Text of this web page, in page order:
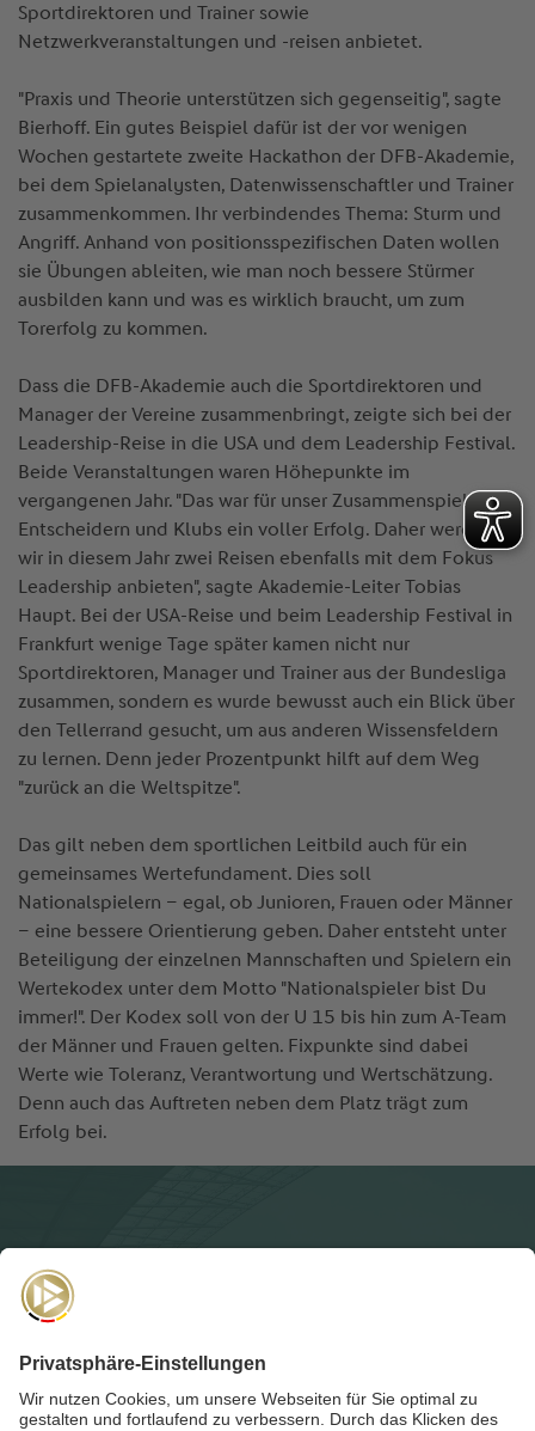
Sportdirektoren und Trainer sowie
Netzwerkveranstaltungen und -reisen anbietet.
"Praxis und Theorie unterstützen sich gegenseitig", sagte
Bierhoff. Ein gutes Beispiel dafür ist der vor wenigen
Wochen gestartete zweite Hackathon der DFB-Akademie,
bei dem Spielanalysten, Datenwissenschaftler und Trainer
zusammenkommen. Ihr verbindendes Thema: Sturm und
Angriff. Anhand von positionsspezifischen Daten wollen
sie Übungen ableiten, wie man noch bessere Stürmer
ausbilden kann und was es wirklich braucht, um zum
Torerfolg zu kommen.
Dass die DFB-Akademie auch die Sportdirektoren und
Manager der Vereine zusammenbringt, zeigte sich bei der
Leadership-Reise in die USA und dem Leadership Festival.
Beide Veranstaltungen waren Höhepunkte im
vergangenen Jahr. "Das war für unser Zusammenspiel mit
Entscheidern und Klubs ein voller Erfolg. Daher werden
wir in diesem Jahr zwei Reisen ebenfalls mit dem Fokus
Leadership anbieten", sagte Akademie-Leiter Tobias
Haupt. Bei der USA-Reise und beim Leadership Festival in
Frankfurt wenige Tage später kamen nicht nur
Sportdirektoren, Manager und Trainer aus der Bundesliga
zusammen, sondern es wurde bewusst auch ein Blick über
den Tellerrand gesucht, um aus anderen Wissensfeldern
zu lernen. Denn jeder Prozentpunkt hilft auf dem Weg
"zurück an die Weltspitze".
Das gilt neben dem sportlichen Leitbild auch für ein
gemeinsames Wertefundament. Dies soll
Nationalspielern – egal, ob Junioren, Frauen oder Männer
– eine bessere Orientierung geben. Daher entsteht unter
Beteiligung der einzelnen Mannschaften und Spielern ein
Wertekodex unter dem Motto "Nationalspieler bist Du
immer!". Der Kodex soll von der U 15 bis hin zum A-Team
der Männer und Frauen gelten. Fixpunkte sind dabei
Werte wie Toleranz, Verantwortung und Wertschätzung.
Denn auch das Auftreten neben dem Platz trägt zum
Erfolg bei.
Für dieAkademie-Postanmelden und auf dem Laufenden